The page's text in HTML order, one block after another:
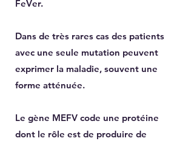
FeVer.
Dans de très rares cas des patients
avec une seule mutation peuvent
exprimer la maladie, souvent une
forme atténuée.
Le gène MEFV code une protéine
dont le rôle est de produire de